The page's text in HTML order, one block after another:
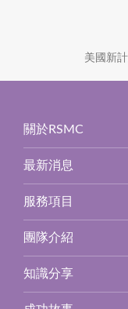
美國新
關於RSMC
最新消息
服務項目
團隊介紹
知識分享